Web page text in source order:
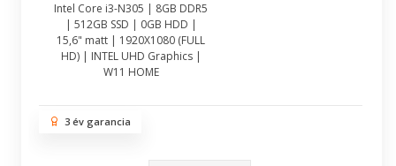
Intel Core i3-N305 | 8GB DDR5
| 512GB SSD | 0GB HDD |
15,6" matt | 1920X1080 (FULL
HD) | INTEL UHD Graphics |
W11 HOME
3 év garancia